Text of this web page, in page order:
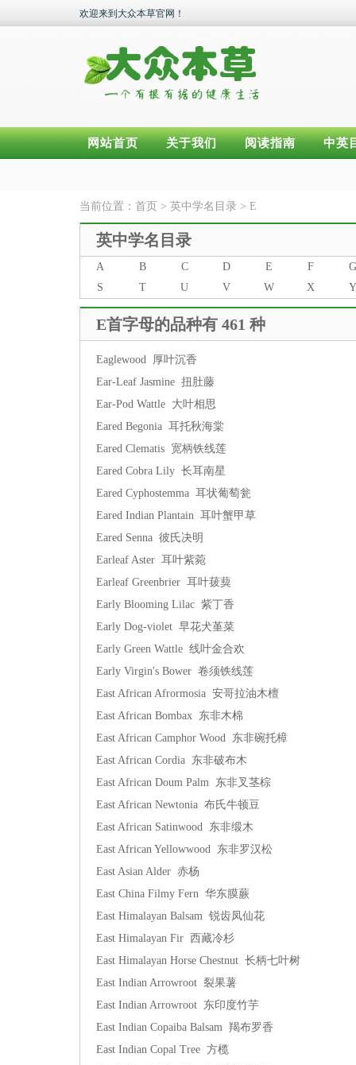
欢迎来到大众本草官网！
网站首页 关于我们 阅读指南 中英
当前位置： 首页 > 英中学名目录 > E
英中学名目录
A B C D E F
G
S
T U V W X Y
E首字母的品种有 461 种
Eaglewood 厚叶沉香
Ear-Leaf Jasmine 扭肚藤
Ear-Pod Wattle 大叶相思
Eared Begonia 耳托秋海棠
Eared Clematis 宽柄铁线莲
Eared Cobra Lily 长耳南星
Eared Cyphostemma 耳状葡萄瓮
Eared Indian Plantain 耳叶蟹甲草
Eared Senna 彼氏决明
Earleaf Aster 耳叶紫菀
Earleaf Greenbrier 耳叶菝葜
Early Blooming Lilac 紫丁香
Early Dog-violet 早花犬堇菜
Early Green Wattle 线叶金合欢
Early Virgin's Bower 卷须铁线莲
East African Afrormosia 安哥拉油木檀
East African Bombax 东非木棉
East African Camphor Wood 东非碗托樟
East African Cordia 东非破布木
East African Doum Palm 东非叉茎棕
East African Newtonia 布氏牛顿豆
East African Satinwood 东非缎木
East African Yellowwood 东非罗汉松
East Asian Alder 赤杨
East China Filmy Fern 华东膜蕨
East Himalayan Balsam 锐齿凤仙花
East Himalayan Fir 西藏冷杉
East Himalayan Horse Chestnut 长柄七叶树
East Indian Arrowroot 裂果薯
East Indian Arrowroot 东印度竹芋
East Indian Copaiba Balsam 羯布罗香
East Indian Copal Tree 方榄